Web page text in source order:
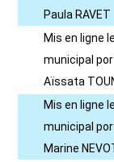
Paula RAVET
Mis en ligne
municipal
Aïssata
Mis en ligne
municipal
Marine